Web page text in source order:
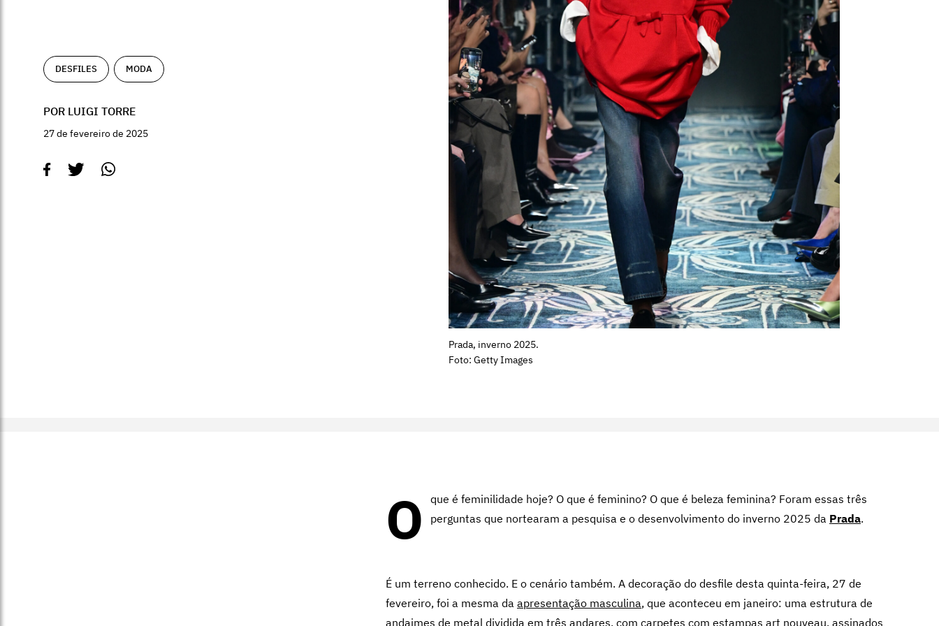
DESFILES MODA
POR LUIGI TORRE
27 de fevereiro de 2025
Prada, inverno 2025.
Foto: Getty Images
O
que é feminilidade hoje? O que é feminino? O que é beleza feminina? Foram essas três
perguntas que nortearam a pesquisa e o desenvolvimento do inverno 2025 da Prada.
É um terreno conhecido. E o cenário também. A decoração do desfile desta quinta-feira, 27 de
fevereiro, foi a mesma da apresentação masculina, que aconteceu em janeiro: uma estrutura de
andaimes de metal dividida em três andares, com carpetes com estampas art nouveau, assinados